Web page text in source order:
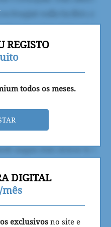
REGISTO
todos os meses.
DIGITAL
mês
exclusivos no site e